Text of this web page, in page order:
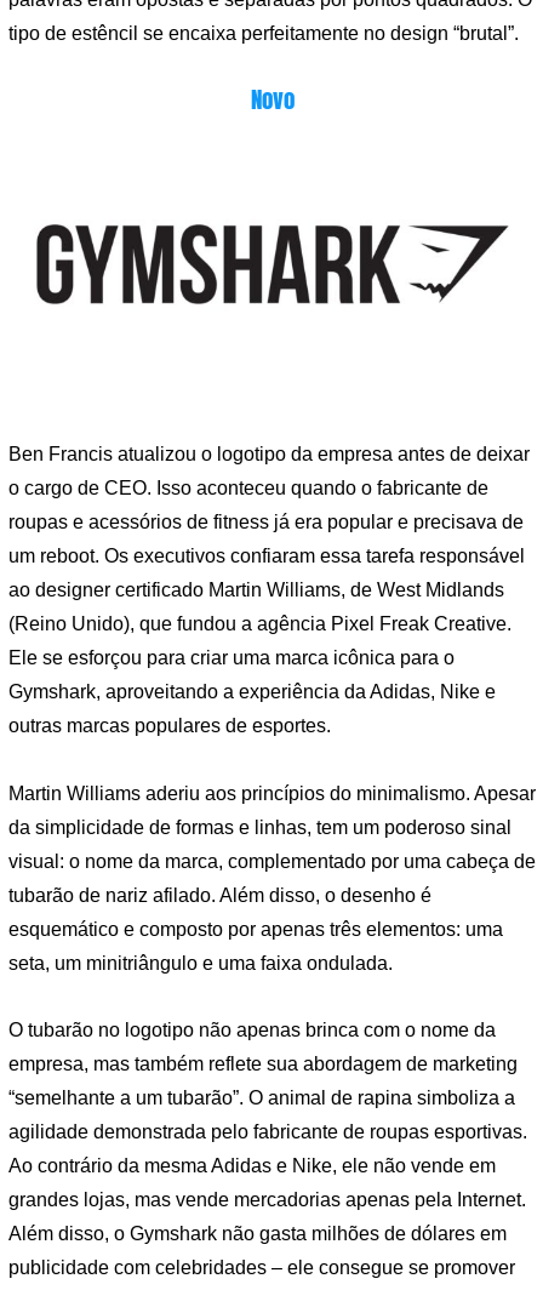
tipo de estêncil se encaixa perfeitamente no design “brutal”.
Novo
Ben Francis atualizou o logotipo da empresa antes de deixar
o cargo de CEO. Isso aconteceu quando o fabricante de
roupas e acessórios de fitness já era popular e precisava de
um reboot. Os executivos confiaram essa tarefa responsável
ao designer certificado Martin Williams, de West Midlands
(Reino Unido), que fundou a agência Pixel Freak Creative.
Ele se esforçou para criar uma marca icônica para o
Gymshark, aproveitando a experiência da Adidas, Nike e
outras marcas populares de esportes.
Martin Williams aderiu aos princípios do minimalismo. Apesar
da simplicidade de formas e linhas, tem um poderoso sinal
visual: o nome da marca, complementado por uma cabeça de
tubarão de nariz afilado. Além disso, o desenho é
esquemático e composto por apenas três elementos: uma
seta, um minitriângulo e uma faixa ondulada.
O tubarão no logotipo não apenas brinca com o nome da
empresa, mas também reflete sua abordagem de marketing
“semelhante a um tubarão”. O animal de rapina simboliza a
agilidade demonstrada pelo fabricante de roupas esportivas.
Ao contrário da mesma Adidas e Nike, ele não vende em
grandes lojas, mas vende mercadorias apenas pela Internet.
Além disso, o Gymshark não gasta milhões de dólares em
publicidade com celebridades – ele consegue se promover